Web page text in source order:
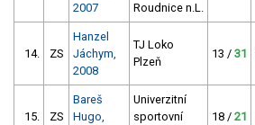
2007
Roudnice n.L.
14. ZS
Hanzel
Jáchym,
2008
TJ Loko
Plzeň
13 / 31
15. ZS
Bareš
Hugo,
Univerzitní
sportovní
18 / 21